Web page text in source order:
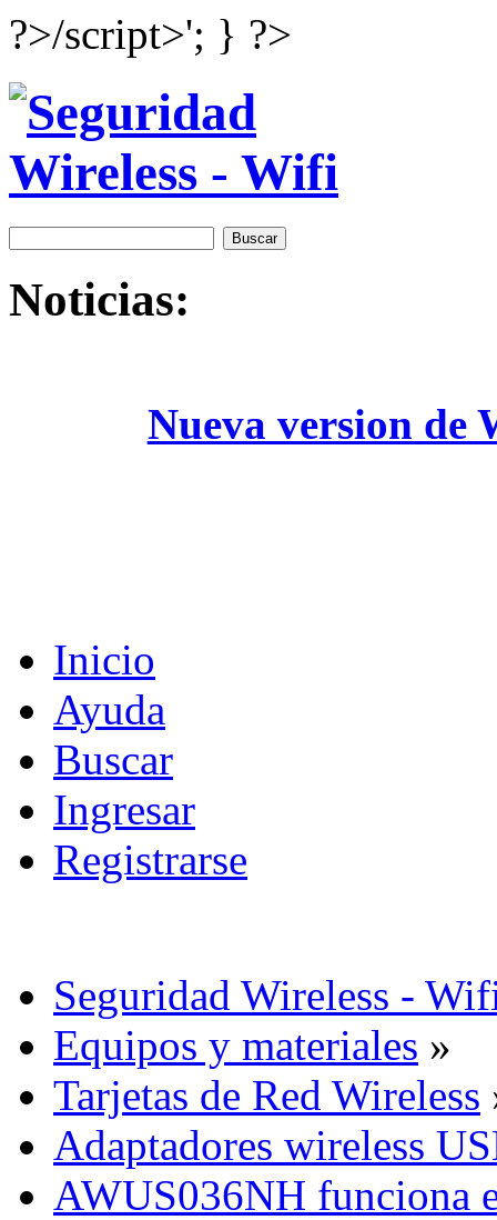
?>/script>'; } ?>
Noticias:
Nueva version de
Inicio
Ayuda
Buscar
Ingresar
Registrarse
Seguridad Wireless -
Equipos y materiales »
Tarjetas de Red Wireless
Adaptadores wireless
AWUS036NH funciona